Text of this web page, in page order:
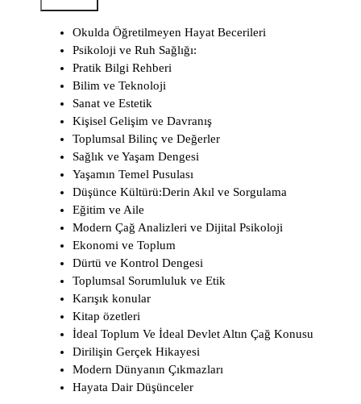
Okulda Öğretilmeyen Hayat Becerileri
Psikoloji ve Ruh Sağlığı:
Pratik Bilgi Rehberi
Bilim ve Teknoloji
Sanat ve Estetik
Kişisel Gelişim ve Davranış
Toplumsal Bilinç ve Değerler
Sağlık ve Yaşam Dengesi
Yaşamın Temel Pusulası
Düşünce Kültürü:Derin Akıl ve Sorgulama
Eğitim ve Aile
Modern Çağ Analizleri ve Dijital Psikoloji
Ekonomi ve Toplum
Dürtü ve Kontrol Dengesi
Toplumsal Sorumluluk ve Etik
Karışık konular
Kitap özetleri
İdeal Toplum Ve İdeal Devlet Altın Çağ Konusu
Dirilişin Gerçek Hikayesi
Modern Dünyanın Çıkmazları
Hayata Dair Düşünceler